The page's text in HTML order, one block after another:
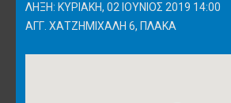
ΛΉΞΗ: ΚΥΡΙΑΚΉ, 02 ΙΟΎΝΙΟΣ 2019 14:00
ΑΓΓ. ΧΑΤΖΗΜΙΧΆΛΗ 6, ΠΛΆΚΑ